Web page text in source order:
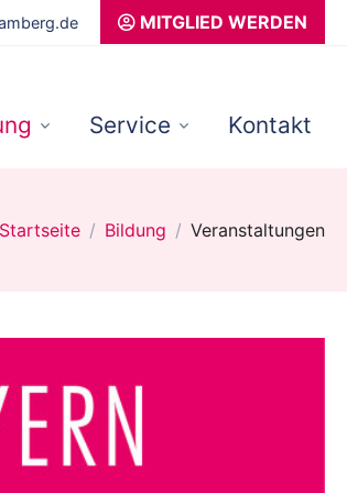
MITGLIED WERDEN
Service Kontakt
Startseite Bildung Veranstaltungen